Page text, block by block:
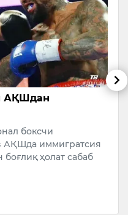
АҚШдан
боксчи
АҚШда иммигратсия
ҳолат сабаб